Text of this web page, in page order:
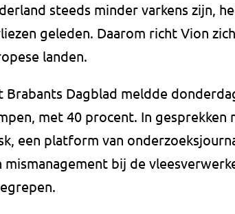
steeds minder varkens zijn,
geleden. Daarom richt Vion
landen.
Brabants Dagblad meldde
met 40 procent. In gesprekken
een platform van
mismanagement bij de